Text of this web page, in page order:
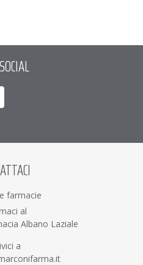
farmacie
al
Albano Laziale
a